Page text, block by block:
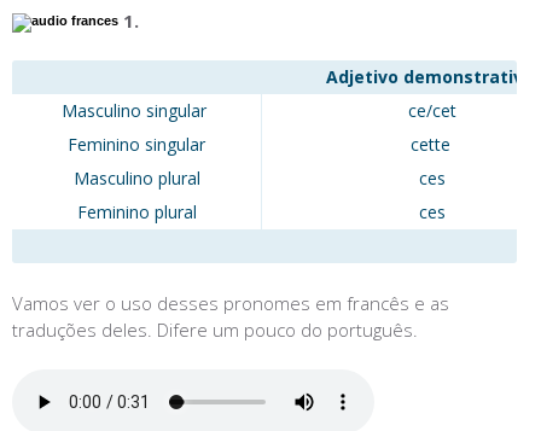
1.
Adjetivo demonstrativo:
Masculino singular
ce/cet
Feminino singular
cette
Masculino plural
ces
Feminino plural
ces
Vamos ver o uso desses pronomes em francês e as
traduções deles. Difere um pouco do português.